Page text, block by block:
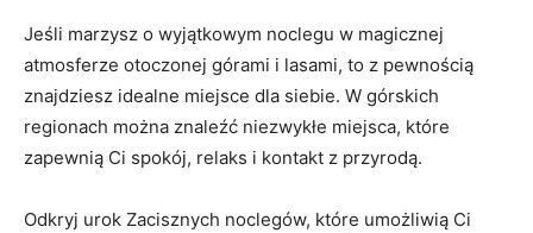
Jeśli marzysz o wyjątkowym noclegu w ‍magicznej
atmosferze otoczonej górami i lasami, to z pewnością
znajdziesz idealne miejsce dla siebie. W górskich
regionach można ​znaleźć niezwykłe miejsca, które
zapewnią Ci spokój, relaks i ⁣kontakt z przyrodą.
Odkryj urok Zacisznych noclegów, które umożliwią Ci